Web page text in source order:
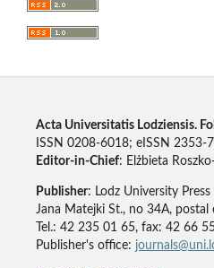
Acta Universitatis Lodziensis.
ISSN 0208-6018; eISSN 2353-
Editor-in-Chief: Elżbieta
Publisher: Lodz University Press
Jana Matejki St., no 34A,
Tel.: 42 235 01 65, fax: 42 66
Publisher's office: